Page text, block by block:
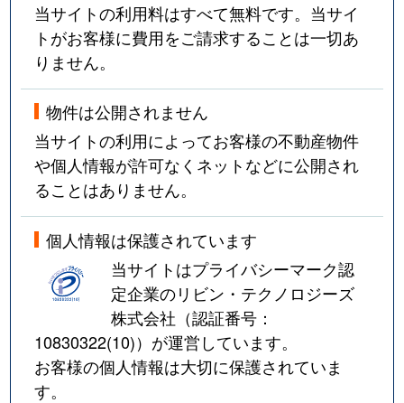
当サイトの利用料はすべて無料です。当サイ
トがお客様に費用をご請求することは一切あ
りません。
物件は公開されません
当サイトの利用によってお客様の不動産物件
や個人情報が許可なくネットなどに公開され
ることはありません。
個人情報は保護されています
当サイトはプライバシーマーク認
定企業のリビン・テクノロジーズ
株式会社（認証番号：
10830322(10)）が運営しています。
お客様の個人情報は大切に保護されていま
す。